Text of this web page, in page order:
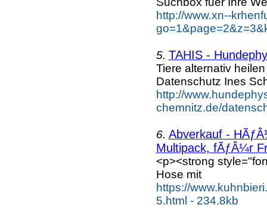
http://www.xn--
5. TAHIS -
Tiere alternativ
Datenschutz Ines
http://
chemnitz.de/
6. Abverkauf -
Multipack, fÃƒÂ¼r
<p><strong
Hose mit
https://
5.html - 234.8kb